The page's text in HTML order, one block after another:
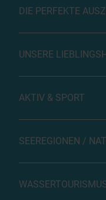
DIE PERFEKTE
UNSERE
AKTIV & SPORT
SEEREGIONEN /